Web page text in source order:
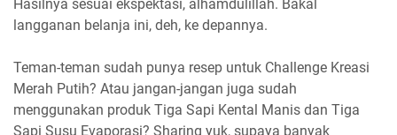
Hasilnya sesuai ekspektasi, alhamdulillah. Bakal
langganan belanja ini, deh, ke depannya.
Teman-teman sudah punya resep untuk Challenge Kreasi
Merah Putih? Atau jangan-jangan juga sudah
menggunakan produk Tiga Sapi Kental Manis dan Tiga
Sapi Susu Evaporasi? Sharing yuk, supaya banyak